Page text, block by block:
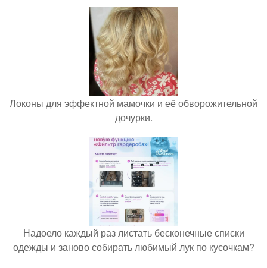
Локоны для эффектной мамочки и её обворожительной
дочурки.
Надоело каждый раз листать бесконечные списки
одежды и заново собирать любимый лук по кусочкам?